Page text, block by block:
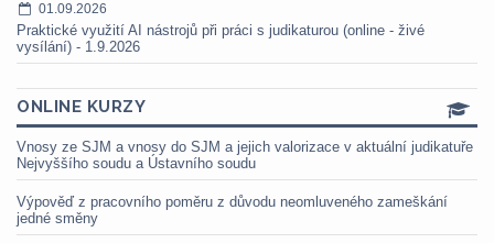
01.09.2026
Praktické využití AI nástrojů při práci s judikaturou (online - živé
vysílání) - 1.9.2026
ONLINE KURZY
Vnosy ze SJM a vnosy do SJM a jejich valorizace v aktuální judikatuře
Nejvyššího soudu a Ústavního soudu
Výpověď z pracovního poměru z důvodu neomluveného zameškání
jedné směny